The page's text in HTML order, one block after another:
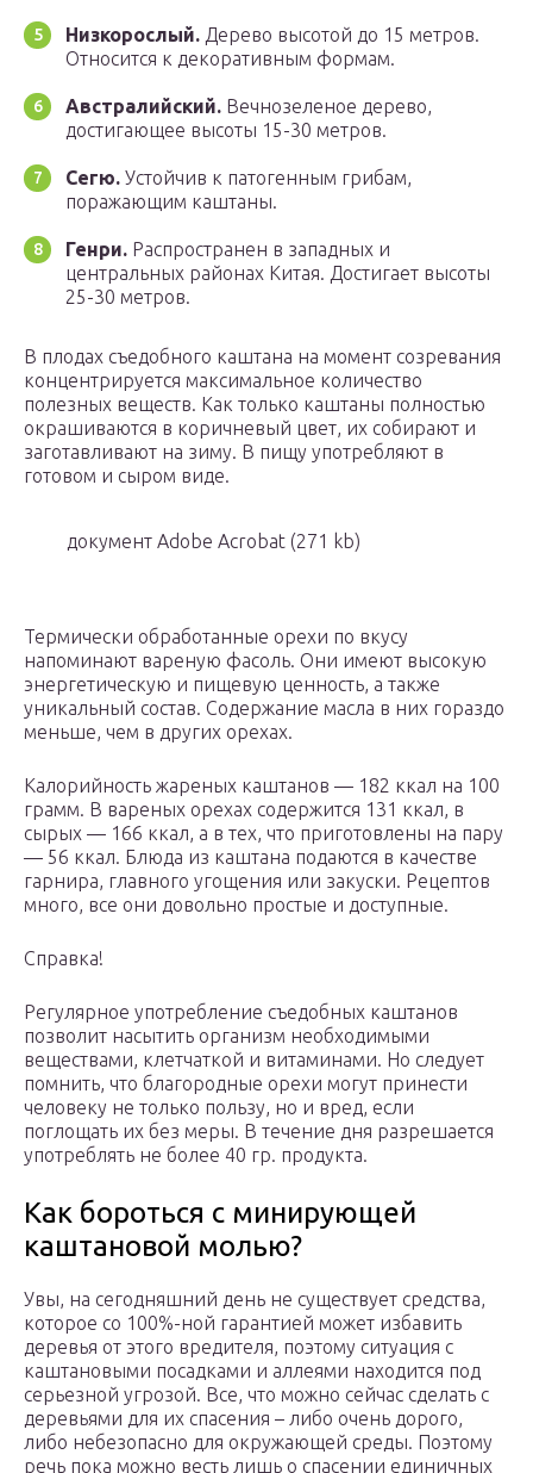
Низкорослый. Дерево высотой до 15 метров.
Относится к декоративным формам.
Австралийский. Вечнозеленое дерево,
достигающее высоты 15-30 метров.
Сегю. Устойчив к патогенным грибам,
поражающим каштаны.
Генри. Распространен в западных и
центральных районах Китая. Достигает высоты
25-30 метров.
В плодах съедобного каштана на момент созревания
концентрируется максимальное количество
полезных веществ. Как только каштаны полностью
окрашиваются в коричневый цвет, их собирают и
заготавливают на зиму. В пищу употребляют в
готовом и сыром виде.
документ Adobe Acrobat (271 kb)
Термически обработанные орехи по вкусу
напоминают вареную фасоль. Они имеют высокую
энергетическую и пищевую ценность, а также
уникальный состав. Содержание масла в них гораздо
меньше, чем в других орехах.
Калорийность жареных каштанов — 182 ккал на 100
грамм. В вареных орехах содержится 131 ккал, в
сырых — 166 ккал, а в тех, что приготовлены на пару
— 56 ккал. Блюда из каштана подаются в качестве
гарнира, главного угощения или закуски. Рецептов
много, все они довольно простые и доступные.
Справка!
Регулярное употребление съедобных каштанов
позволит насытить организм необходимыми
веществами, клетчаткой и витаминами. Но следует
помнить, что благородные орехи могут принести
человеку не только пользу, но и вред, если
поглощать их без меры. В течение дня разрешается
употреблять не более 40 гр. продукта.
Как бороться с минирующей
каштановой молью?
Увы, на сегодняшний день не существует средства,
которое со 100%-ной гарантией может избавить
деревья от этого вредителя, поэтому ситуация с
каштановыми посадками и аллеями находится под
серьезной угрозой. Все, что можно сейчас сделать с
деревьями для их спасения – либо очень дорого,
либо небезопасно для окружающей среды. Поэтому
речь пока можно весть лишь о спасении единичных